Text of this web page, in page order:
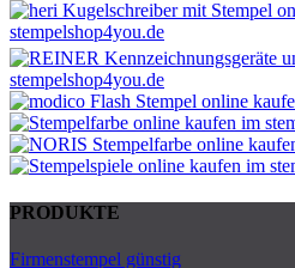
PRODUKTE
Firmenstempel günstig